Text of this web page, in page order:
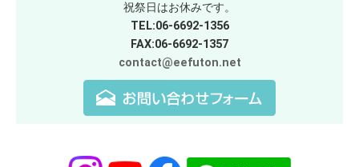
祝祭日はお休みです。
TEL:06-6692-1356
FAX:06-6692-1357
contact@eefuton.net